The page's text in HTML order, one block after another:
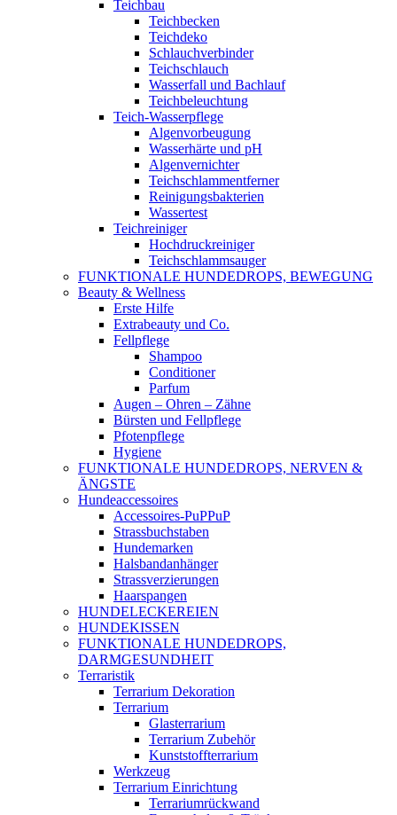
Teichbau
Teichbecken
Teichdeko
Schlauchverbinder
Teichschlauch
Wasserfall und Bachlauf
Teichbeleuchtung
Teich-Wasserpflege
Algenvorbeugung
Wasserhärte und pH
Algenvernichter
Teichschlammentferner
Reinigungsbakterien
Wassertest
Teichreiniger
Hochdruckreiniger
Teichschlammsauger
FUNKTIONALE HUNDEDROPS, BEWEGUNG
Beauty & Wellness
Erste Hilfe
Extrabeauty und Co.
Fellpflege
Shampoo
Conditioner
Parfum
Augen – Ohren – Zähne
Bürsten und Fellpflege
Pfotenpflege
Hygiene
FUNKTIONALE HUNDEDROPS, NERVEN &
ÄNGSTE
Hundeaccessoires
Accessoires-PuPPuP
Strassbuchstaben
Hundemarken
Halsbandanhänger
Strassverzierungen
Haarspangen
HUNDELECKEREIEN
HUNDEKISSEN
FUNKTIONALE HUNDEDROPS,
DARMGESUNDHEIT
Terraristik
Terrarium Dekoration
Terrarium
Glasterrarium
Terrarium Zubehör
Kunststoffterrarium
Werkzeug
Terrarium Einrichtung
Terrariumrückwand